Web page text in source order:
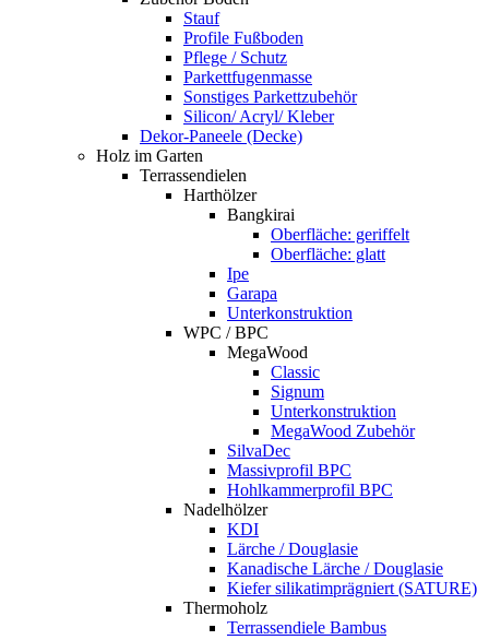
Stauf
Profile Fußboden
Pflege / Schutz
Parkettfugenmasse
Sonstiges Parkettzubehör
Silicon/ Acryl/ Kleber
Dekor-Paneele (Decke)
Holz im Garten
Terrassendielen
Harthölzer
Bangkirai
Oberfläche: geriffelt
Oberfläche: glatt
Ipe
Garapa
Unterkonstruktion
WPC / BPC
MegaWood
Classic
Signum
Unterkonstruktion
MegaWood Zubehör
SilvaDec
Massivprofil BPC
Hohlkammerprofil BPC
Nadelhölzer
KDI
Lärche / Douglasie
Kanadische Lärche / Douglasie
Kiefer silikatimprägniert (SATURE)
Thermoholz
Terrassendiele Bambus